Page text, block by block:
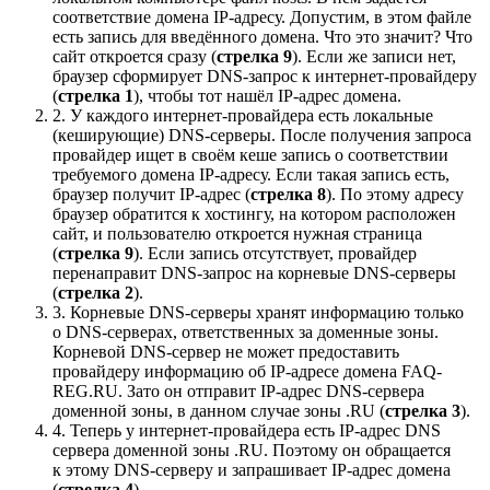
соответствие домена IP-адресу. Допустим, в этом файлe
есть запись для введённого домена. Что это значит? Что
сайт откроется сразу (стрелка 9). Если же записи нет,
браузер сформирует DNS-запрос к интернет-провайдеру
(стрелка 1), чтобы тот нашёл IP-адрес домена.
2. У каждого интернет-провайдера есть локальные
(кеширующие) DNS-серверы. После получения запроса
провайдер ищет в своём кеше запись о соответствии
требуемого домена IP-адресу. Если такая запись есть,
браузер получит IP-адрес (стрелка 8). По этому адресу
браузер обратится к хостингу, на котором расположен
сайт, и пользователю откроется нужная страница
(стрелка 9). Если запись отсутствует, провайдер
перенаправит DNS-запрос на корневые DNS-серверы
(стрелка 2).
3. Корневые DNS-серверы хранят информацию только
о DNS-серверах, ответственных за доменные зоны.
Корневой DNS-сервер не может предоставить
провайдеру информацию об IP-адресе домена FAQ-
REG.RU. Зато он отправит IP-адрес DNS-сервера
доменной зоны, в данном случае зоны .RU (стрелка 3).
4. Теперь у интернет-провайдера есть IP-адрес DNS
сервера доменной зоны .RU. Поэтому он обращается
к этому DNS-серверу и запрашивает IP-адрес домена